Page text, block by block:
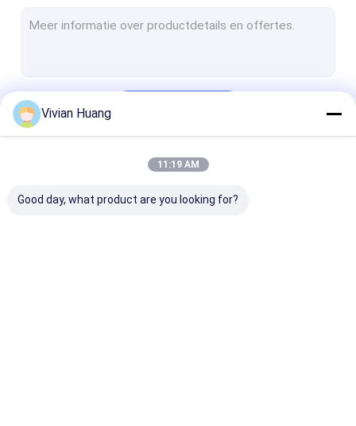
Vivian Huang
11:19 AM
Good day, what product are you looking for?